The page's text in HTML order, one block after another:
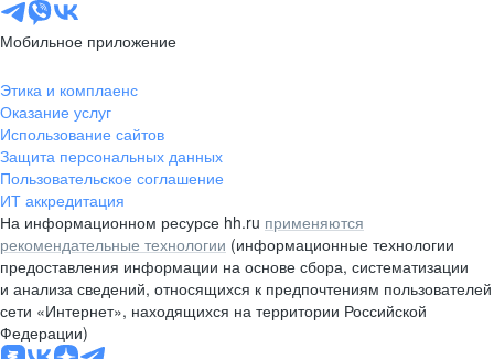
Мобильное приложение
Этика и комплаенс
Оказание услуг
Использование сайтов
Защита персональных данных
Пользовательское соглашение
ИТ аккредитация
На информационном ресурсе hh.ru применяются
рекомендательные технологии (информационные технологии
предоставления информации на основе сбора, систематизации
и анализа сведений, относящихся к предпочтениям пользователей
сети «Интернет», находящихся на территории Российской
Федерации)